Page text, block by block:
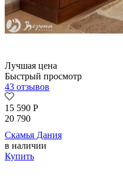
Лучшая цена
Быстрый просмотр
43 отзывов
15 590 Р
20 790
Скамья Дания
в наличии
Купить